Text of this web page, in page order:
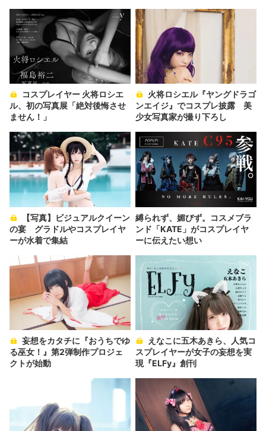
ル、初の写真展「絶対後悔させ
ません！」
ンエイジ』でコスプレ披露 美
少女写真家が撮り下ろし
の宴 グラドルやコスプレイヤ
ーが水着で集結
縛られず、媚びず。コスメブラ
ンド「KATE」がコスプレイヤ
ーに伝えたい想い
る巫女！』第2弾制作プロジェ
クトが始動
スプレイヤーが女子の妄想を実
現『ELFy』創刊